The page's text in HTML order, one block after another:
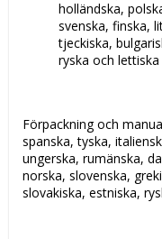
holländska,
svenska, finska,
tjeckiska,
ryska och lettiska
Förpackning och
spanska, tyska,
ungerska, rumänska,
norska, slovenska,
slovakiska, estniska,